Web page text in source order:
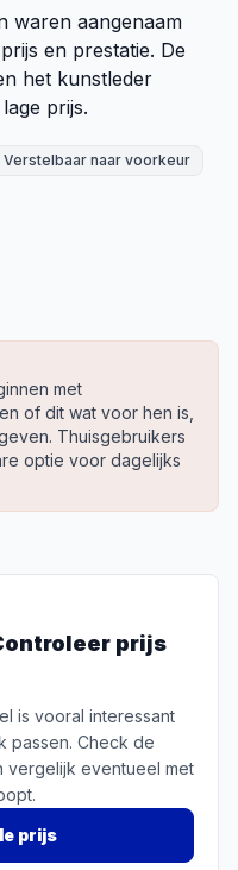
waren aangenaam
en prestatie. De
het kunstleder
prijs.
Verstelbaar naar voorkeur
met
of dit wat voor hen is,
Thuisgebruikers
optie voor dagelijks
prijs
is vooral interessant
passen. Check de
vergelijk eventueel met
prijs